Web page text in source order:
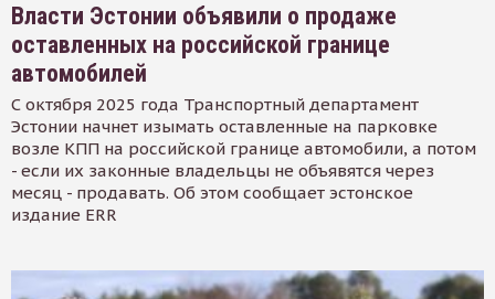
Власти Эстонии объявили о продаже
оставленных на российской границе
автомобилей
С октября 2025 года Транспортный департамент
Эстонии начнет изымать оставленные на парковке
возле КПП на российской границе автомобили, а потом
- если их законные владельцы не объявятся через
месяц - продавать. Об этом сообщает эстонское
издание ERR